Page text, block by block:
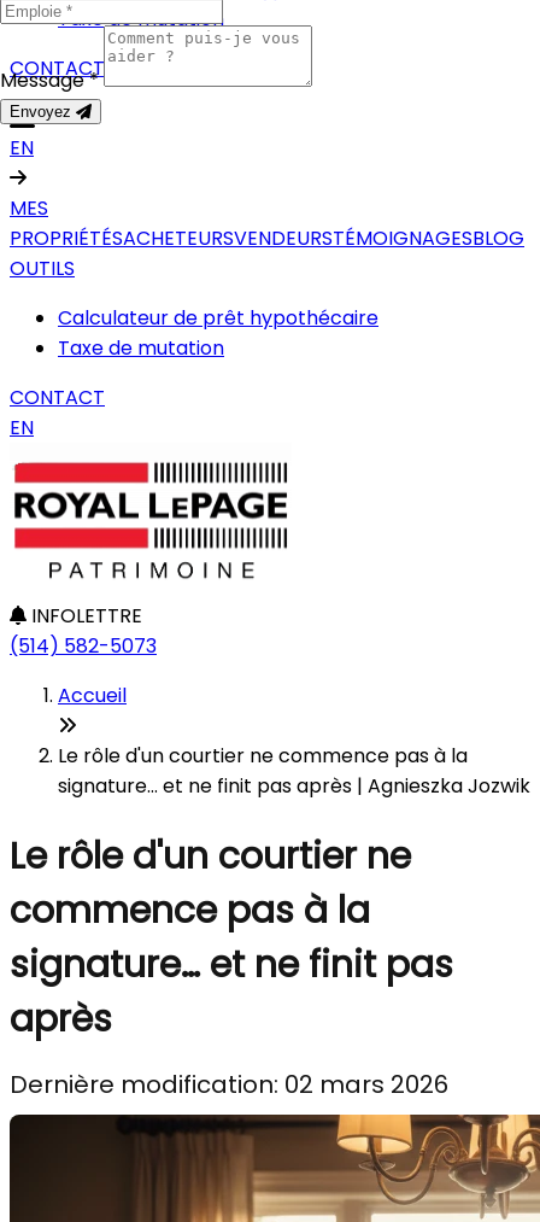
Taxe de mutation
CONTACT
EN
MES
PROPRIÉTÉSACHETEURSVENDEURSTÉMOIGNAGESBLOG
OUTILS
Calculateur de prêt hypothécaire
Taxe de mutation
CONTACT
EN
INFOLETTRE
(514) 582-5073
Accueil
Le rôle d'un courtier ne commence pas à la
signature… et ne finit pas après | Agnieszka Jozwik
Le rôle d'un courtier ne
commence pas à la
signature… et ne finit pas
après
Dernière modification: 02 mars 2026
Message *
Envoyez